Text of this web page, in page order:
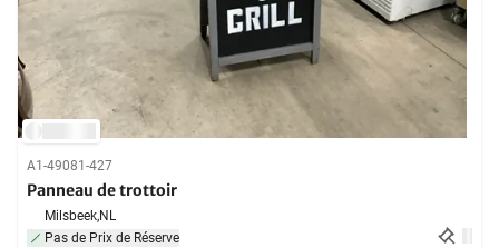
A1-49081-427
Panneau de trottoir
Milsbeek,NL
Pas de Prix de Réserve